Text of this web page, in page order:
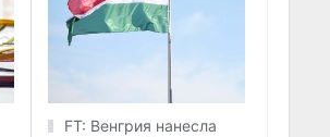
FT: Венгрия нанесла